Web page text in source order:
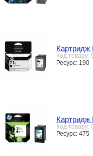
Картридж
Код товару:
Ресурс: 190
Картридж
Код товару:
Ресурс: 475